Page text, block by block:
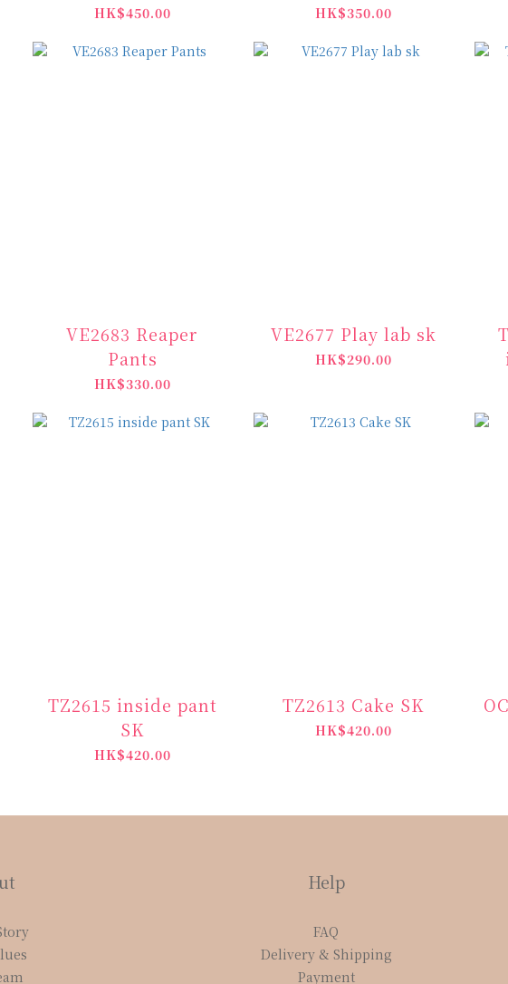
HK$450.00 HK$350.00
VE2683 Reaper
Pants
HK$330.00
VE2677 Play lab sk
HK$290.00
TZ2615 inside pant
SK
HK$420.00
TZ2613 Cake SK
HK$420.00
Help
FAQ
Delivery & Shipping
Payment